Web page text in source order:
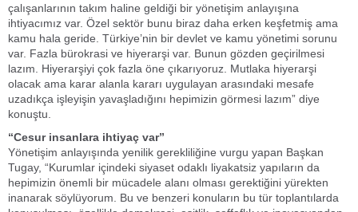
çalışanlarının takım haline geldiği bir yönetişim anlayışına
ihtiyacımız var. Özel sektör bunu biraz daha erken keşfetmiş ama
kamu hala geride. Türkiye’nin bir devlet ve kamu yönetimi sorunu
var. Fazla bürokrasi ve hiyerarşi var. Bunun gözden geçirilmesi
lazım. Hiyerarşiyi çok fazla öne çıkarıyoruz. Mutlaka hiyerarşi
olacak ama karar alanla kararı uygulayan arasındaki mesafe
uzadıkça işleyişin yavaşladığını hepimizin görmesi lazım” diye
konuştu.
“Cesur insanlara ihtiyaç var”
Yönetişim anlayışında yenilik gerekliliğine vurgu yapan Başkan
Tugay, “Kurumlar içindeki siyaset odaklı liyakatsiz yapıların da
hepimizin önemli bir mücadele alanı olması gerektiğini yürekten
inanarak söylüyorum. Bu ve benzeri konuların bu tür toplantılarda